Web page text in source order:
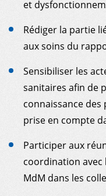
et
Rédiger la partie
aux soins du
Sensibiliser les
sanitaires afin de
connaissance
prise en compte
Participer aux
coordination
MdM dans les